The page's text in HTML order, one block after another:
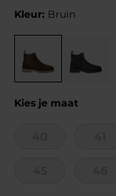
Kleur: Bruin
Kies je maat